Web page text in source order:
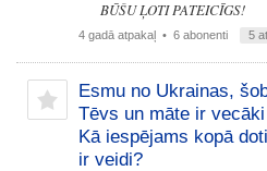
BŪŠU ĻOTI PATEICĪGS!
4 gadā atpakaļ • 6 abonenti 5
Esmu no Ukrainas,
Tēvs un māte ir
Kā iespējams kopā
ir veidi?